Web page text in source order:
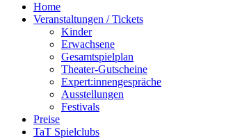
Home
Veranstaltungen / Tickets
Kinder
Erwachsene
Gesamtspielplan
Theater-Gutscheine
Expert:innengespräche
Ausstellungen
Festivals
Preise
TaT Spielclubs